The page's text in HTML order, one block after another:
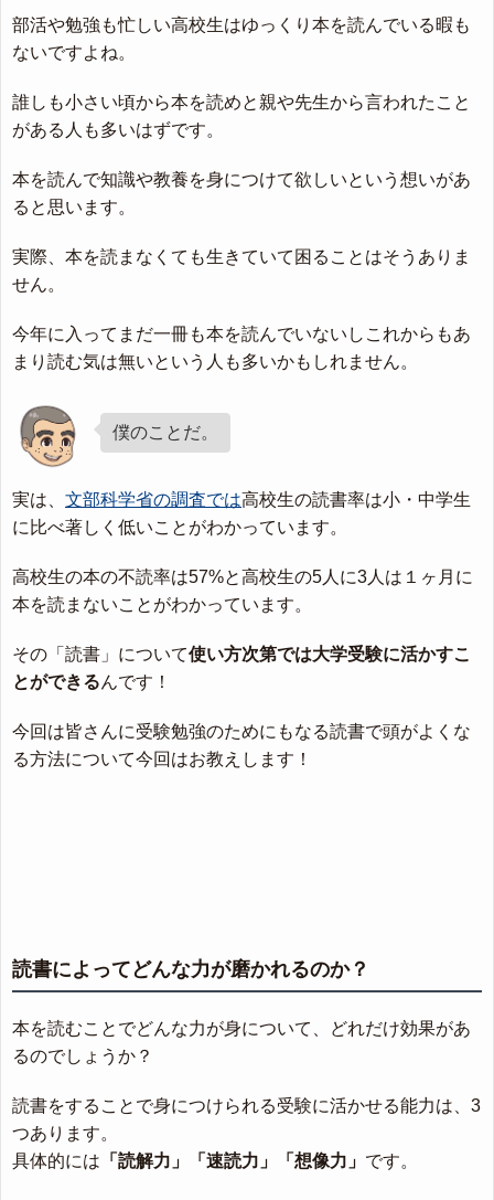
部活や勉強も忙しい高校生はゆっくり本を読んでいる暇も
ないですよね。
誰しも小さい頃から本を読めと親や先生から言われたこと
がある人も多いはずです。
本を読んで知識や教養を身につけて欲しいという想いがあ
ると思います。
実際、本を読まなくても生きていて困ることはそうありま
せん。
今年に入ってまだ一冊も本を読んでいないしこれからもあ
まり読む気は無いという人も多いかもしれません。
僕のことだ。
実は、 文部科学省の調査では高校生の読書率は小・中学生
に比べ著しく低いことがわかっています。
高校生の本の不読率は57%と高校生の5人に3人は１ヶ月に
本を読まないことがわかっています。
その「読書」について使い方次第では大学受験に活かすこ
とができるんです！
今回は皆さんに受験勉強のためにもなる読書で頭がよくな
る方法について今回はお教えします！
読書によってどんな力が磨かれるのか？
本を読むことでどんな力が身について、どれだけ効果があ
るのでしょうか？
読書をすることで身につけられる受験に活かせる能力は、3
つあります。
具体的には 「読解力」「速読力」「想像力」 です。